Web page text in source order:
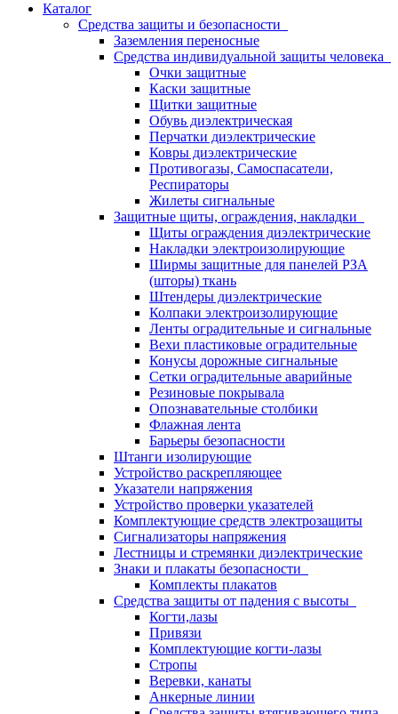
Каталог
Средства защиты и безопасности
Заземления переносные
Средства индивидуальной защиты человека
Очки защитные
Каски защитные
Щитки защитные
Обувь диэлектрическая
Перчатки диэлектрические
Ковры диэлектрические
Противогазы, Самоспасатели,
Респираторы
Жилеты сигнальные
Защитные щиты, ограждения, накладки
Щиты ограждения диэлектрические
Накладки электроизолирующие
Ширмы защитные для панелей РЗА
(шторы) ткань
Штендеры диэлектрические
Колпаки электроизолирующие
Ленты оградительные и сигнальные
Вехи пластиковые оградительные
Конусы дорожные сигнальные
Сетки оградительные аварийные
Резиновые покрывала
Опознавательные столбики
Флажная лента
Барьеры безопасности
Штанги изолирующие
Устройство раскрепляющее
Указатели напряжения
Устройство проверки указателей
Комплектующие средств электрозащиты
Сигнализаторы напряжения
Лестницы и стремянки диэлектрические
Знаки и плакаты безопасности
Комплекты плакатов
Средства защиты от падения с высоты
Когти,лазы
Привязи
Комплектующие когти-лазы
Стропы
Веревки, канаты
Анкерные линии